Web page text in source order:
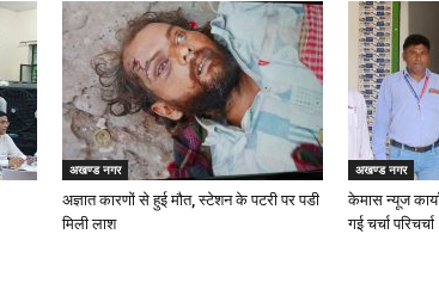
अखण्ड नगर
अज्ञात कारणों से हुई मौत, स्टेशन के पटरी पर पडी
मिली लाश
अखण्ड नगर
केमास न्यूज
गई चर्चा परिचर्चा